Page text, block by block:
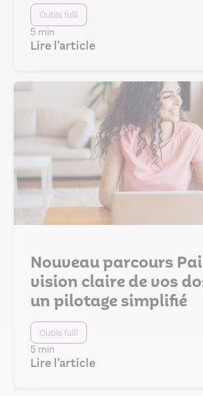
Outils fulll
5 min
Lire l'article
Nouveau parcours
vision claire de vos
un pilotage simplifié
Outils fulll
5 min
Lire l'article